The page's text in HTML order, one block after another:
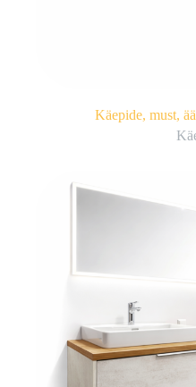
Käepide, must,